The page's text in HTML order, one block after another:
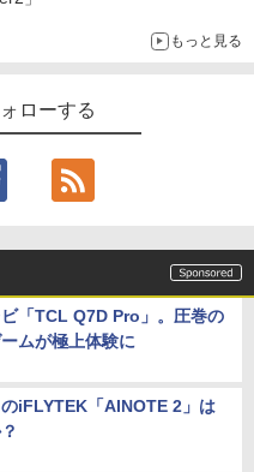
もっと見る
ローする
「TCL Q7D Pro」。圧巻の
ムが極上体験に
iFLYTEK「AINOTE 2」は